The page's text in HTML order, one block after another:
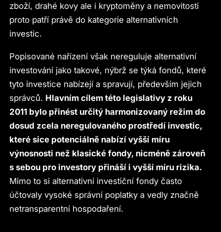
zboží, drahé kovy ale i kryptoměny a nemovitosti
proto patří právě do kategorie alternativních
investic.
Popisované nařízení však nereguluje alternativní
investování jako takové, nýbrž se týká fondů, které
tyto investice nabízejí a spravují, především jejich
správců. Hlavním cílem této legislativy z roku
2011 bylo přinést určitý harmonizovaný režim do
dosud zcela neregulovaného prostředí investic,
které sice potenciálně nabízí vyšší míru
výnosnosti než klasické fondy, nicméně zároveň
s sebou pro investory přináší i vyšší míru rizika.
Mimo to si alternativní investiční fondy často
účtovaly vysoké správní poplatky a vedly značně
netransparentní hospodaření.